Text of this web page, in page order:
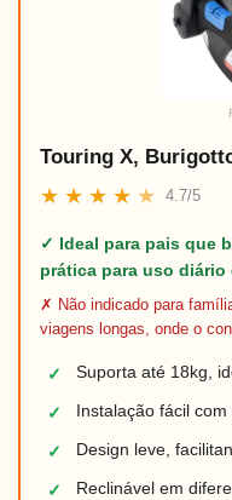
Touring X,
★ ★ ★ ★ ★ 4.7/5
✓ Ideal para pais que
prática para uso diário
✗ Não indicado para
viagens longas, onde o
✓ Suporta até 18kg,
✓ Instalação fácil
✓ Design leve,
✓ Reclinável em